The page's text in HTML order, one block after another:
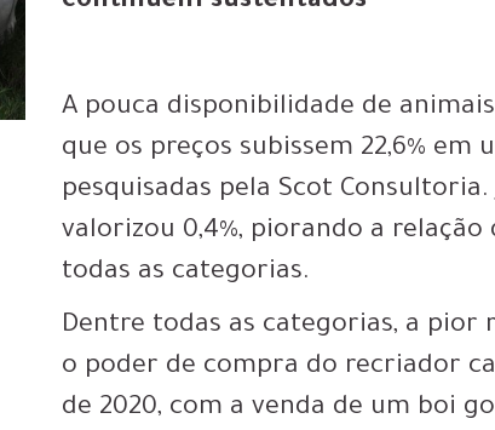
A pouca disponibilidade de
que os preços subissem 22,6%
pesquisadas pela Scot
valorizou 0,4%, piorando a relação
todas as categorias.
Dentre todas as categorias, a
o poder de compra do recriador
de 2020, com a venda de um boi